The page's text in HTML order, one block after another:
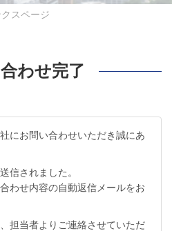
スページ
わせ完了
にお問い合わせいただき誠にあ
信されました。
わせ内容の自動返信メールをお
担当者よりご連絡させていただ